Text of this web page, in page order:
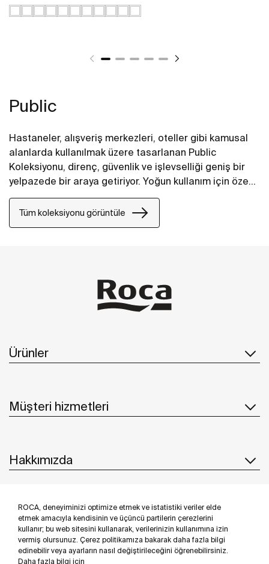
ROCA, deneyiminizi optimize etmek ve istatistiki veriler elde
etmek amacıyla kendisinin ve üçüncü partilerin çerezlerini
kullanır; bu web sitesini kullanarak, verilerinizin kullanımına izin
vermiş olursunuz. Çerez politikamıza bakarak daha fazla bilgi
edinebilir veya ayarların nasıl değiştirileceğini öğrenebilirsiniz.
Daha fazla bilgi için
Public
Hastaneler, alışveriş merkezleri, oteller gibi kamusal
alanlarda kullanılmak üzere tasarlanan Public
Koleksiyonu, direnç, güvenlik ve işlevselliği geniş bir
yelpazede bir araya getiriyor. Yoğun kullanım için özel
olarak tasarlanan koleksiyondaki tüm ürünler, son
derece dayanıklı malzemelerle üretiliyor.
Tüm koleksiyonu görüntüle
Ürünler
Müşteri hizmetleri
Hakkımızda
İlham & Fikirler
Bizi takip edin